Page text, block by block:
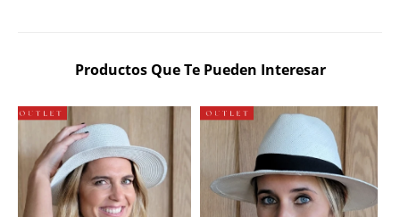
Productos Que Te Pueden Interesar